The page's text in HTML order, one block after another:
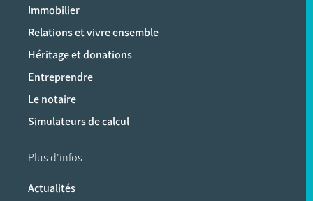
Immobilier
Relations et vivre ensemble
Héritage et donations
Entreprendre
Le notaire
Simulateurs de calcul
Plus d'infos
Actualités